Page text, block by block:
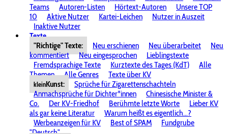
Teams
Autoren-Listen Hörtext-Autoren
Unsere TOP
10
Aktive Nutzer Kartei-Leichen
Nutzer in Auszeit
Inaktive Nutzer
Texte
"Richtige" Texte:
Neu erschienen Neu überarbeitet
Neu
kommentiert
Neu eingesprochen
Lieblingstexte
Fremdsprachige Texte
Kurztexte des Tages (KdT)
Alle
Themen
Alle Genres Texte über KV
kleinKunst:
Sprüche für Zigarettenschachteln
Anmachsprüche für Dichter*innen
Chinesische Minister &
Co.
Der KV-Friedhof Berühmte letzte Worte
Lieber KV
als gar keine Literatur
Warum heißt es eigentlich...?
Werbeanzeigen für KV
Best of SPAM
Fundgrube